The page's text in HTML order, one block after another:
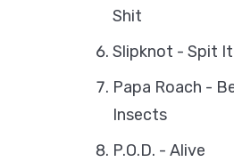
Shit
Slipknot - Spit
Papa Roach -
Insects
P.O.D. - Alive